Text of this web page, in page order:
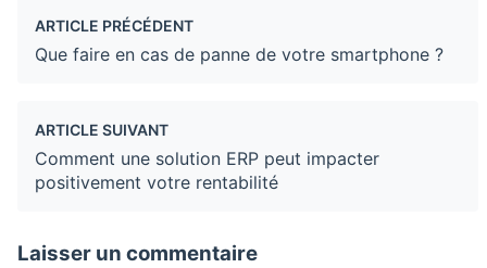
ARTICLE PRÉCÉDENT
Que faire en cas de panne de votre smartphone ?
ARTICLE SUIVANT
Comment une solution ERP peut impacter
positivement votre rentabilité
Laisser un commentaire